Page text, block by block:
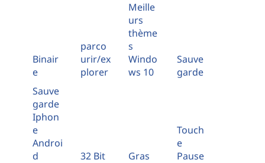
Binair
e
parco
urir/ex
plorer
Meille
urs
thème
s
Windo
ws 10
Sauve
garde
Sauve
garde
Iphon
e
Androi
d
32 Bit Gras
Touch
e
Pause